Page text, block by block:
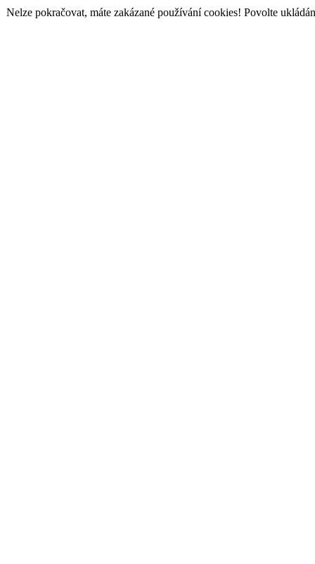
Nelze pokračovat, máte zakázané používání cookies! Povolte